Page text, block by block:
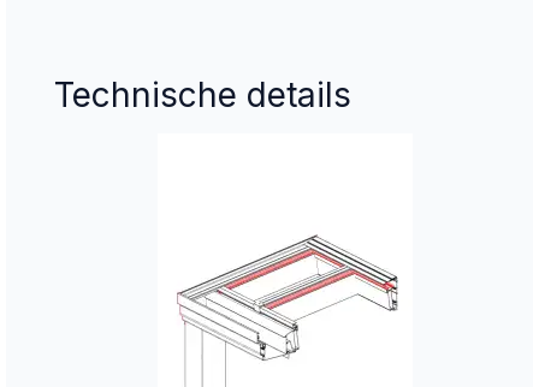
Technische details